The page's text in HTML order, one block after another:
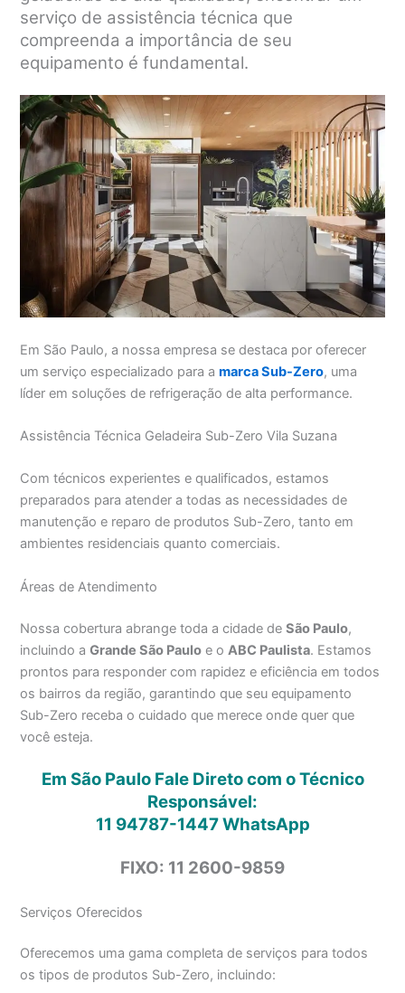
serviço de assistência técnica que
compreenda a importância de seu
equipamento é fundamental.
Em São Paulo, a nossa empresa se destaca por oferecer
um serviço especializado para amarca Sub-Zero, uma
líder em soluções de refrigeração de alta performance.
Assistência Técnica Geladeira Sub-Zero Vila Suzana
Com técnicos experientes e qualificados, estamos
preparados para atender a todas as necessidades de
manutenção e reparo de produtos Sub-Zero, tanto em
ambientes residenciais quanto comerciais.
Áreas de Atendimento
Nossa cobertura abrange toda a cidade deSão Paulo,
incluindo aGrande São Paulo e o ABC Paulista. Estamos
prontos para responder com rapidez e eficiência em todos
os bairros da região, garantindo que seu equipamento
Sub-Zero receba o cuidado que merece onde quer que
você esteja.
Em São Paulo Fale Direto com o Técnico
Responsável:
11 94787-1447WhatsApp
FIXO: 11 2600-9859
Serviços Oferecidos
Oferecemos uma gama completa de serviços para todos
os tipos de produtos Sub-Zero, incluindo: